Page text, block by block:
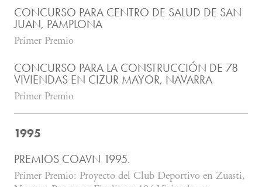
CONCURSO PARA CENTRO DE SALUD DE SAN
JUAN, PAMPLONA
Primer Premio
CONCURSO PARA LA CONSTRUCCIÓN DE 78
VIVIENDAS EN CIZUR MAYOR, NAVARRA
Primer Premio
1995
PREMIOS COAVN 1995.
Primer Premio: Proyecto del Club Deportivo en Zuasti,